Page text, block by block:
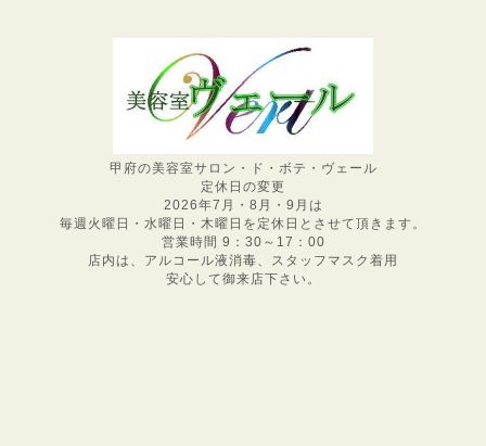
甲府の美容室サロン・ド・ボテ・ヴェール
定休日の変更
2026年7月・8月・9月は
毎週火曜日・水曜日・木曜日を定休日とさせて頂きます。
営業時間 9：30～17：00
店内は、アルコール液消毒、スタッフマスク着用
安心して御来店下さい。